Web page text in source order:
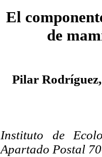
El
de
Pilar
Instituto de
Apartado Postal